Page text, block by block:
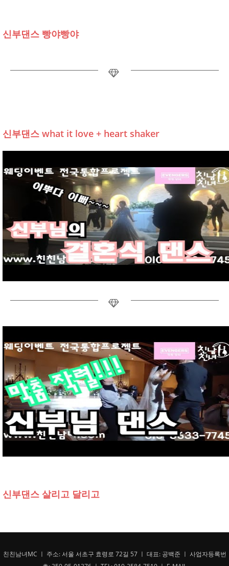
신부댄스 빵야빵야
신부댄스 what it love + heart shaker
신부댄스 살리고 달리고
친친남녀MC ㅣ 주소: 서울 서초구 효령로 72길 57 ㅣ 대표: 공백준 ㅣ 사업자등록번